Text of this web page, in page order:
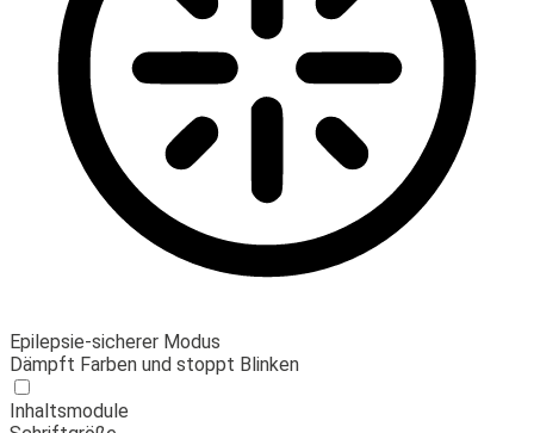
Epilepsie-sicherer Modus
Dämpft Farben und stoppt Blinken
Inhaltsmodule